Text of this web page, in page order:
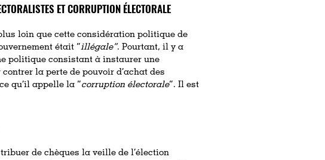
ET CORRUPTION ÉLECTORALE
loin que cette considération politique de
était “illégale”. Pourtant, il y a
politique consistant à instaurer une
la perte de pouvoir d’achat des
qu’il appelle la “corruption électorale”. Il est
de chèques la veille de l’élection